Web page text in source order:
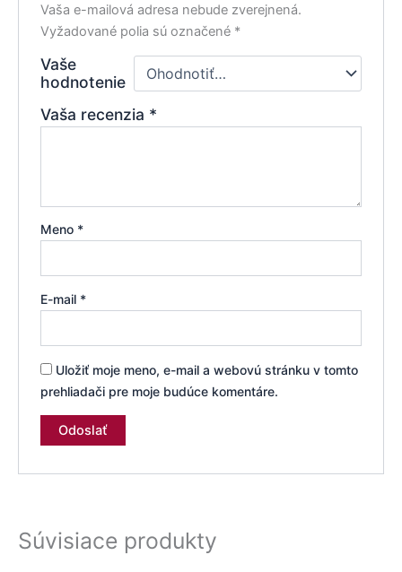
Vaša e-mailová adresa nebude zverejnená.
Vyžadované polia sú označené *
Vaše
hodnotenie
Vaša recenzia *
Meno *
E-mail *
Uložiť moje meno, e-mail a webovú stránku v tomto
prehliadači pre moje budúce komentáre.
Súvisiace produkty